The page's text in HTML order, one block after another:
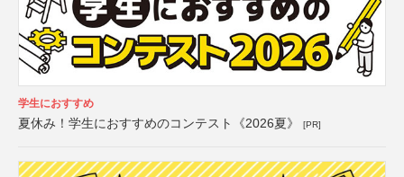
学生におすすめ
夏休み！学生におすすめのコンテスト《2026夏》 [PR]